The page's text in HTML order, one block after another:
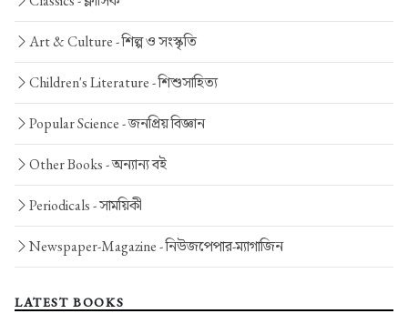
Art & Culture -শিল্প ও সংস্কৃতি
Children's Literature -শিশুসাহিত্য
Popular Science -জনপ্রিয় বিজ্ঞান
Other Books -অন্যান্য বই
Periodicals -সাময়িকী
Newspaper-Magazine -নিউজপেপার-ম্যাগাজিন
LATEST BOOKS